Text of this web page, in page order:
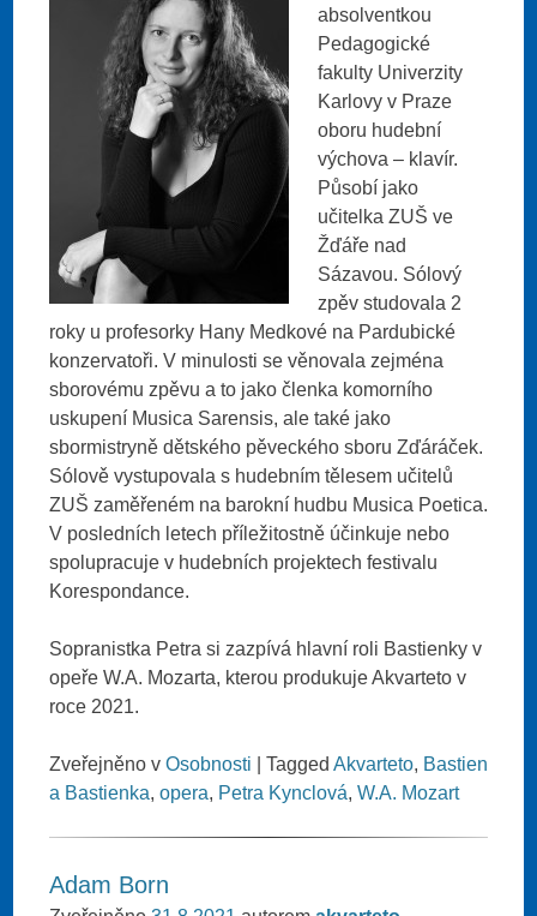
absolventkou
Pedagogické
fakulty Univerzity
Karlovy v Praze
oboru hudební
výchova – klavír.
Působí jako
učitelka ZUŠ ve
Žďáře nad
Sázavou. Sólový
zpěv studovala 2
roky u profesorky Hany Medkové na Pardubické
konzervatoři. V minulosti se věnovala zejména
sborovému zpěvu a to jako členka komorního
uskupení Musica Sarensis, ale také jako
sbormistryně dětského pěveckého sboru Zďáráček.
Sólově vystupovala s hudebním tělesem učitelů
ZUŠ zaměřeném na barokní hudbu Musica Poetica.
V posledních letech příležitostně účinkuje nebo
spolupracuje v hudebních projektech festivalu
Korespondance.
Sopranistka Petra si zazpívá hlavní roli Bastienky v
opeře W.A. Mozarta, kterou produkuje Akvarteto v
roce 2021.
Zveřejněno vOsobnosti |TaggedAkvarteto, Bastien
a Bastienka,opera, Petra Kynclová,W.A. Mozart
Adam Born